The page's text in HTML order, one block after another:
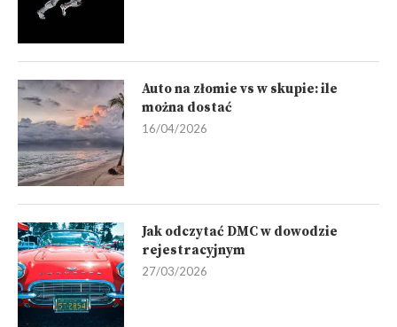
Auto na złomie vs w skupie: ile
można dostać
16/04/2026
Jak odczytać DMC w dowodzie
rejestracyjnym
27/03/2026